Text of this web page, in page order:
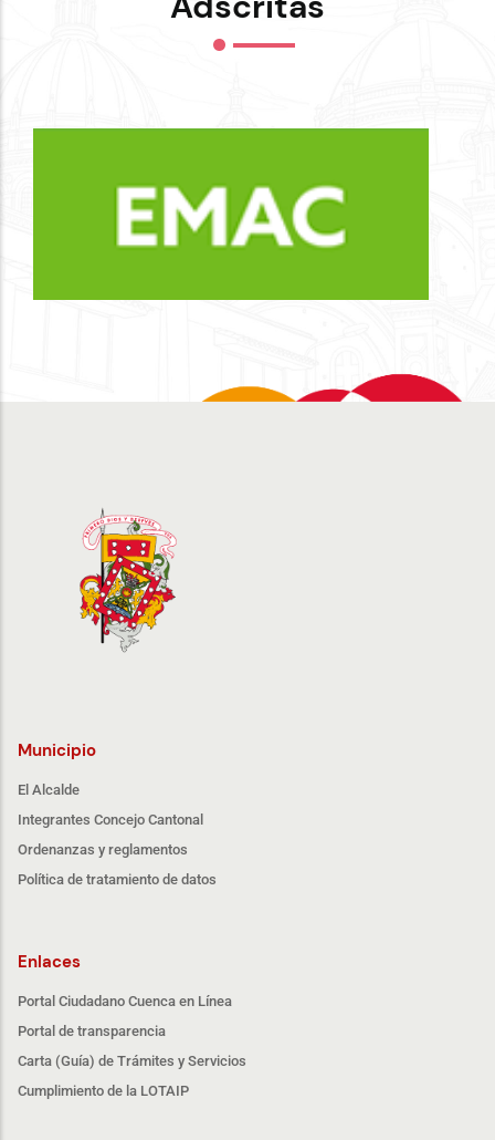
Municipio
El Alcalde
Integrantes Concejo Cantonal
Ordenanzas y reglamentos
Política de tratamiento de datos
Enlaces
Portal Ciudadano Cuenca en Línea
Portal de transparencia
Carta (Guía) de Trámites y Servicios
Cumplimiento de la LOTAIP